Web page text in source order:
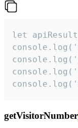
let
getVisitorNumber